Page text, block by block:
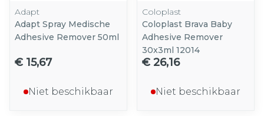
Adapt
Adapt Spray Medische
Adhesive Remover 50ml
€ 15,67
Niet beschikbaar
Coloplast
Coloplast Brava Baby
Adhesive Remover
30x3ml 12014
€ 26,16
Niet beschikbaar